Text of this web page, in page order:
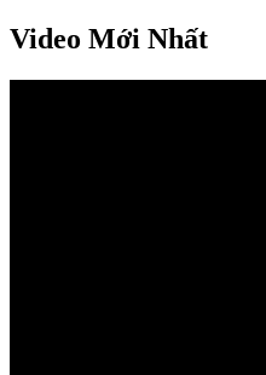
Video Mới Nhất